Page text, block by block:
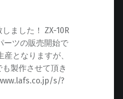
ました！ ZX-10R
ーツの販売開始で
となりますが、
製作させて頂き
s/?